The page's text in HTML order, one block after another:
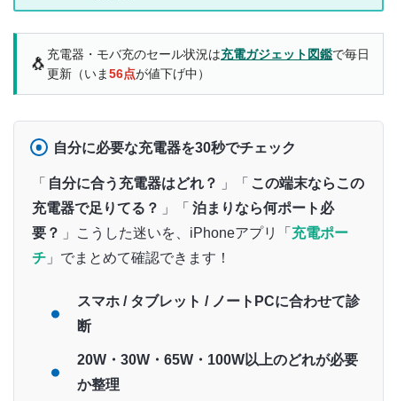
タップできるもくじ
UGREEN Nexode Air 65W急速充電器
（X860）の外観と付属品
UGREEN Nexode Air 65W急速充電器のレビ
UGREEN Nexode Air 65W急速充電器はこん
UGREEN Nexode Air 65W急速充電器レビュ